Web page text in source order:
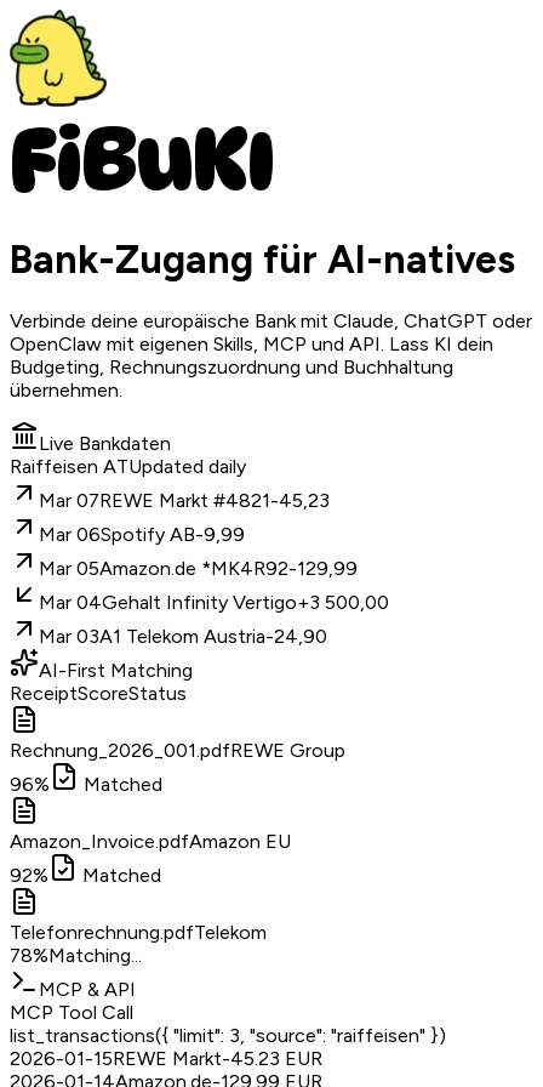
FiBuKI
Bank-Zugang für AI-natives
Verbinde deine europäische Bank mit Claude, ChatGPT oder
OpenClaw mit eigenen Skills, MCP und API. Lass KI dein
Budgeting, Rechnungszuordnung und Buchhaltung
übernehmen.
Live Bankdaten
Raiffeisen ATUpdated daily
Mar 07REWE Markt #4821-45,23
Mar 06Spotify AB-9,99
Mar 05Amazon.de *MK4R92-129,99
Mar 04Gehalt Infinity Vertigo+3 500,00
Mar 03A1 Telekom Austria-24,90
AI-First Matching
ReceiptScoreStatus
Rechnung_2026_001.pdfREWE Group
96% Matched
Amazon_Invoice.pdfAmazon EU
92% Matched
Telefonrechnung.pdfTelekom
78%Matching...
MCP & API
MCP Tool Call
list_transactions({ "limit": 3, "source": "raiffeisen" })
2026-01-15REWE Markt-45.23 EUR
2026-01-14Amazon.de-129.99 EUR